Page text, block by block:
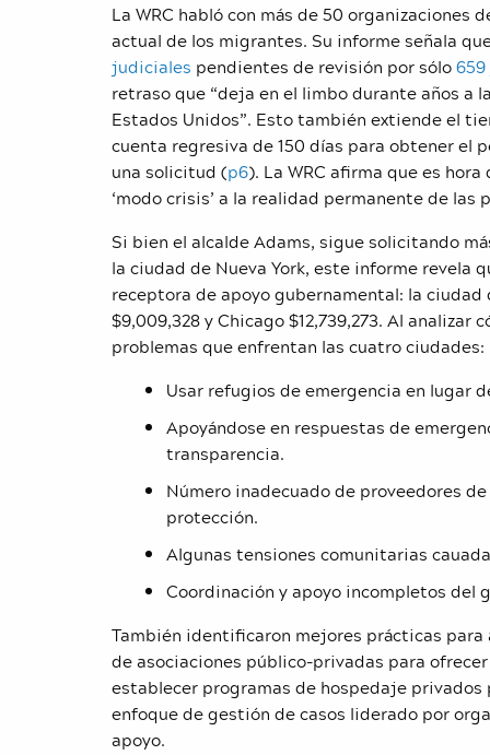
La WRC habló con más de 50 organizaciones
actual de los migrantes. Su informe señala
judiciales pendientes de revisión por sólo
retraso que “deja en el limbo durante años a
Estados Unidos”. Esto también extiende el
cuenta regresiva de 150 días para obtener el
una solicitud (p6). La WRC afirma que es
‘modo crisis’ a la realidad permanente de
Si bien el alcalde Adams, sigue solicitando
la ciudad de Nueva York, este informe revela
receptora de apoyo gubernamental: la ciudad
$9,009,328 y Chicago $12,739,273. Al
problemas que enfrentan las cuatro ciudades:
Usar refugios de emergencia en lugar
Apoyándose en respuestas de
transparencia.
Número inadecuado de proveedores
protección.
Algunas tensiones comunitarias
Coordinación y apoyo incompletos del
También identificaron mejores prácticas
de asociaciones público-privadas para
establecer programas de hospedaje
enfoque de gestión de casos liderado por
apoyo.